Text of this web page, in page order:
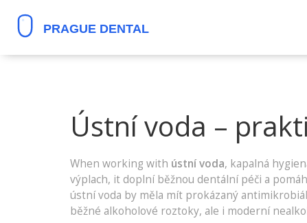
Ústní voda –
When working with ústní voda, kapalná
výplach, it doplní běžnou dentální péči a
ústní voda by měla mít prokázaný
běžné alkoholové roztoky, ale i moderní